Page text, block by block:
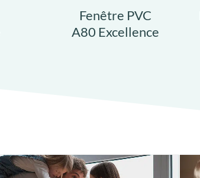
Fenêtre PVC
A80 Excellence